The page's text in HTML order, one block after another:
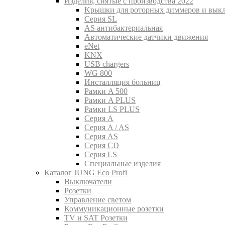
Kрышки для роторных диммеров и
Серия SL
AS антибактериальная
Aвтоматические датчики движения
eNet
KNX
USB chargers
WG 800
Инсталляция больниц
Рамки A 500
Рамки A PLUS
Рамки LS PLUS
Серия A
Серия A / AS
Серия AS
Серия CD
Серия LS
Специальные изделия
Каталог JUNG Eco Profi
Выключатели
Розетки
Управление светом
Коммуникационные розетки
TV и SAT Розетки